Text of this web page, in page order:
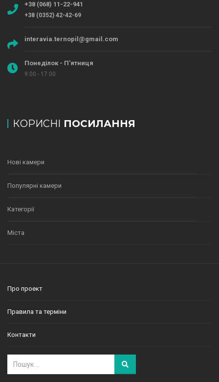
+38 (068) 11-22-941
+38 (0352) 42-42-69
interavia.ternopil@gmail.com
Понеділок - П'ятниця
9:00 - 17:00
КОРИСНІ ПОСИЛАННЯ
Нові камери
Популярні камери
Категорії
Міста
Про проект
Правила та терміни
Контакти